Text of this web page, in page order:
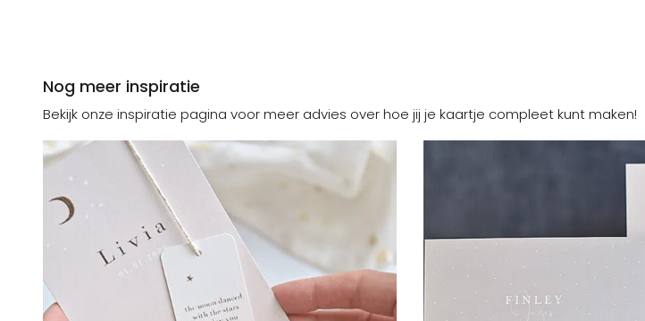
Nog meer inspiratie
Bekijk onze inspiratie pagina voor meer advies over hoe jij je kaartje compleet kunt maken!